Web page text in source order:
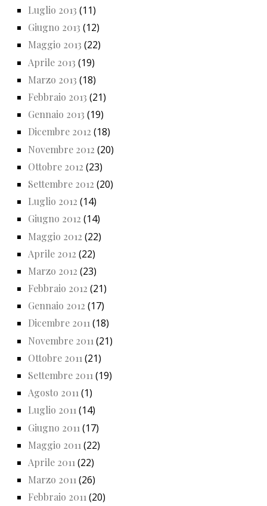
Luglio 2013 (11)
Giugno 2013 (12)
Maggio 2013 (22)
Aprile 2013 (19)
Marzo 2013 (18)
Febbraio 2013 (21)
Gennaio 2013 (19)
Dicembre 2012 (18)
Novembre 2012 (20)
Ottobre 2012 (23)
Settembre 2012 (20)
Luglio 2012 (14)
Giugno 2012 (14)
Maggio 2012 (22)
Aprile 2012 (22)
Marzo 2012 (23)
Febbraio 2012 (21)
Gennaio 2012 (17)
Dicembre 2011(18)
Novembre 2011 (21)
Ottobre 2011 (21)
Settembre 2011 (19)
Agosto 2011(1)
Luglio 2011(14)
Giugno 2011 (17)
Maggio 2011 (22)
Aprile 2011 (22)
Marzo 2011 (26)
Febbraio 2011(20)